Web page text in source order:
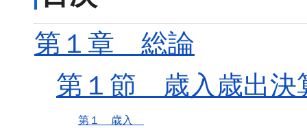
第１章 総論
第１節 歳入歳出決
第１ 歳入